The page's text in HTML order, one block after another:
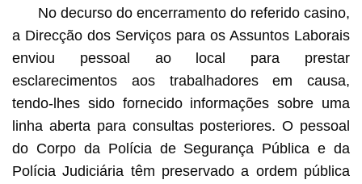
No decurso do encerramento do referido casino,
a Direcção dos Serviços para os Assuntos Laborais
enviou pessoal ao local para prestar
esclarecimentos aos trabalhadores em causa,
tendo-lhes sido fornecido informações sobre uma
linha aberta para consultas posteriores. O pessoal
do Corpo da Polícia de Segurança Pública e da
Polícia Judiciária têm preservado a ordem pública